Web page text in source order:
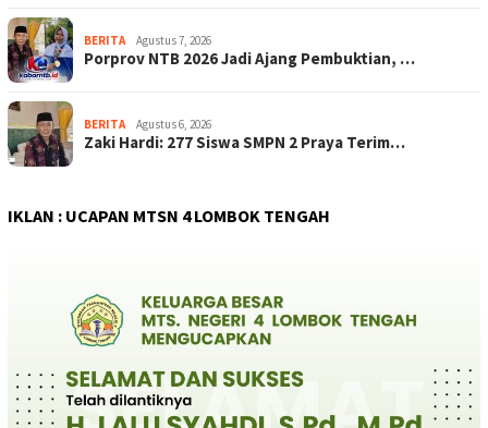
BERITA Agustus 7, 2026
Porprov NTB 2026 Jadi Ajang Pembuktian, …
BERITA Agustus 6, 2026
Zaki Hardi: 277 Siswa SMPN 2 Praya Terim…
IKLAN : UCAPAN MTSN 4 LOMBOK TENGAH